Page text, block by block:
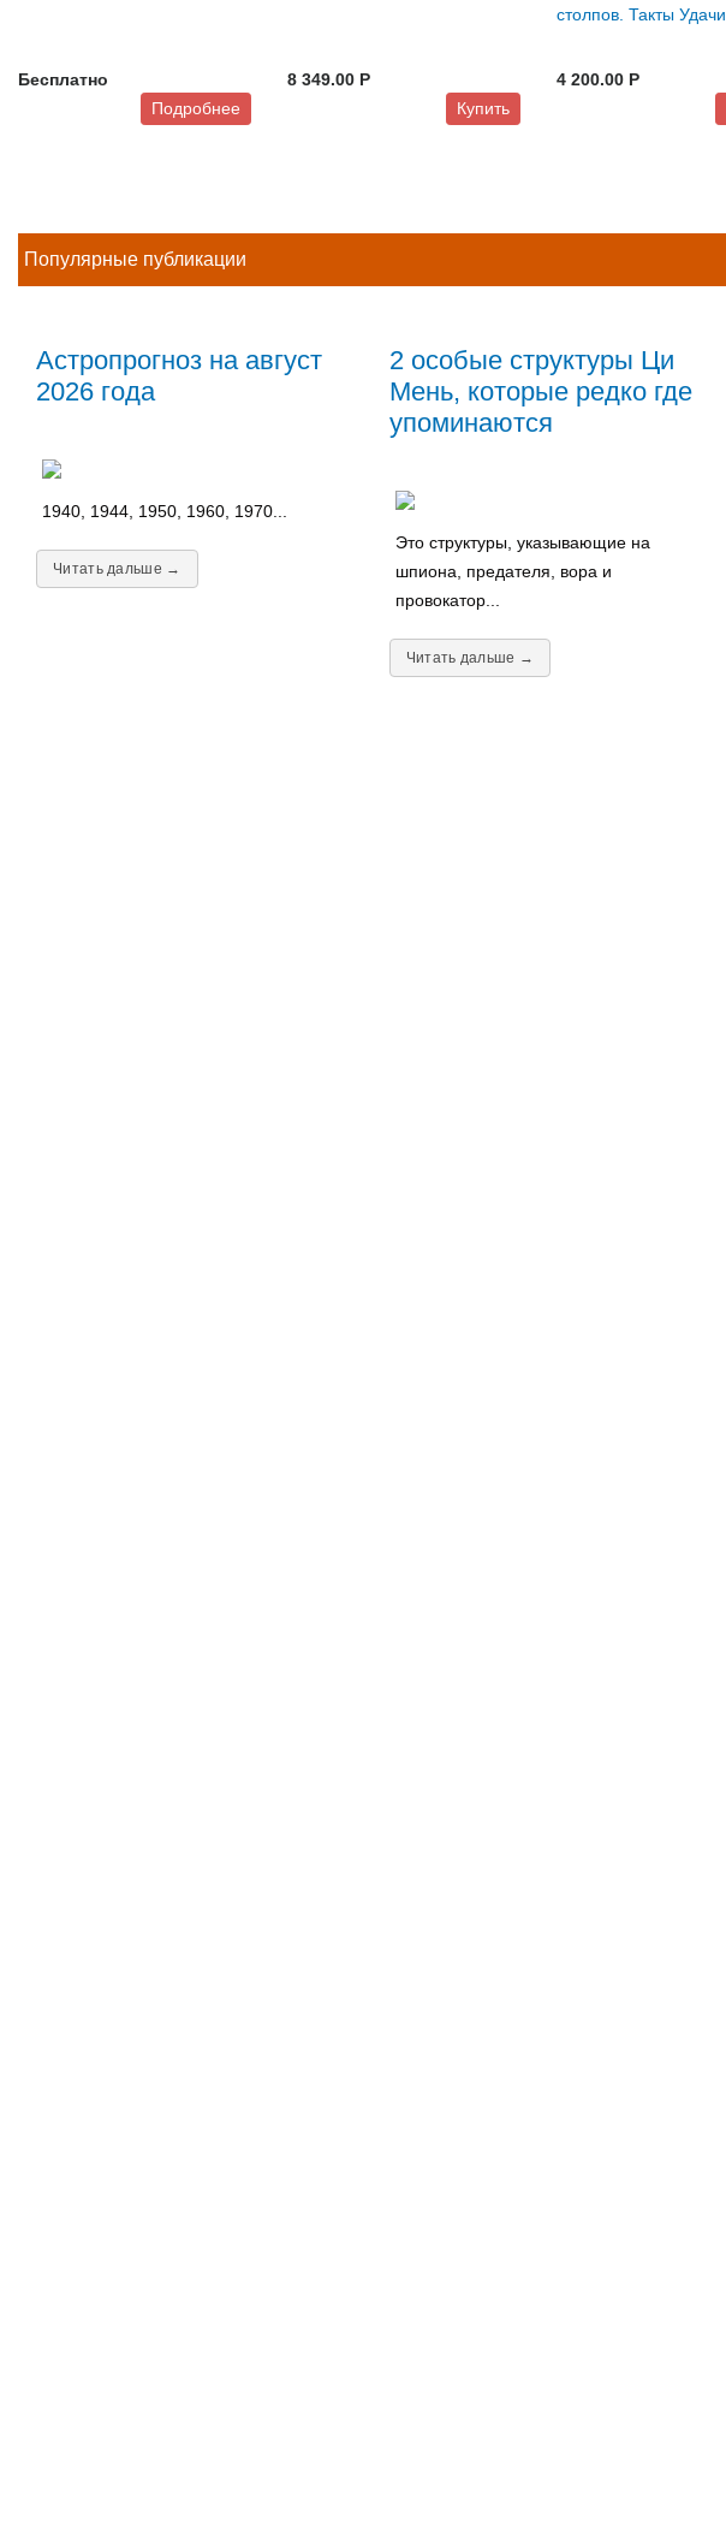
Бесплатно
Подробнее
8 349.00 P
Купить
столпов. Такты Удачи
4 200.00 P
Популярные публикации
Астропрогноз на август
2026 года
1940, 1944, 1950, 1960, 1970...
Читать дальше →
2 особые структуры Ци
Мень, которые редко где
упоминаются
Это структуры, указывающие на
шпиона, предателя, вора и
провокатор...
Читать дальше →